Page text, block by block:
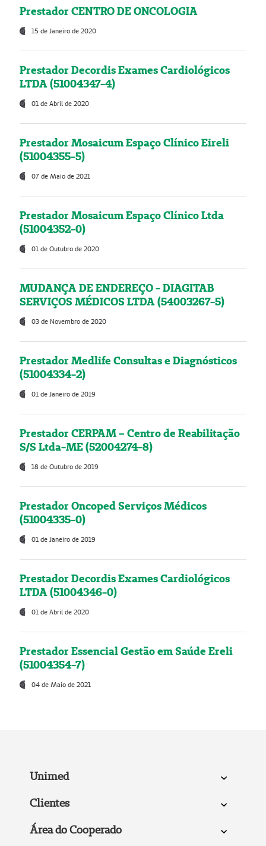
Prestador CENTRO DE ONCOLOGIA
15 de Janeiro de 2020
Prestador Decordis Exames Cardiológicos
LTDA (51004347-4)
01 de Abril de 2020
Prestador Mosaicum Espaço Clínico Eireli
(51004355-5)
07 de Maio de 2021
Prestador Mosaicum Espaço Clínico Ltda
(51004352-0)
01 de Outubro de 2020
MUDANÇA DE ENDEREÇO - DIAGITAB
SERVIÇOS MÉDICOS LTDA (54003267-5)
03 de Novembro de 2020
Prestador Medlife Consultas e Diagnósticos
(51004334-2)
01 de Janeiro de 2019
Prestador CERPAM – Centro de Reabilitação
S/S Ltda-ME (52004274-8)
18 de Outubro de 2019
Prestador Oncoped Serviços Médicos
(51004335-0)
01 de Janeiro de 2019
Prestador Decordis Exames Cardiológicos
LTDA (51004346-0)
01 de Abril de 2020
Prestador Essencial Gestão em Saúde Ereli
(51004354-7)
04 de Maio de 2021
Unimed
Clientes
Área do Cooperado